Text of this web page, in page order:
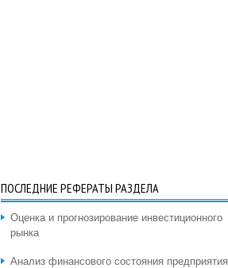
ПОСЛЕДНИЕ РЕФЕРАТЫ РАЗДЕЛА
Оценка и прогнозирование инвестиционного
рынка
Анализ финансового состояния предприятия